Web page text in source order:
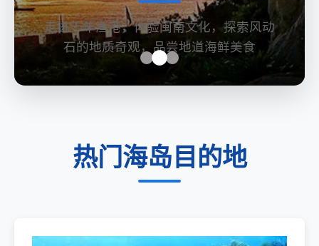
走进千年渔港，体验闽南文化，探索风动
石的地质奇观，品尝地道海鲜美食
热门海岛目的地